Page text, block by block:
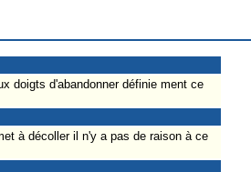
doigts d'abandonner définie ment ce
à décoller il n'y a pas de raison à ce